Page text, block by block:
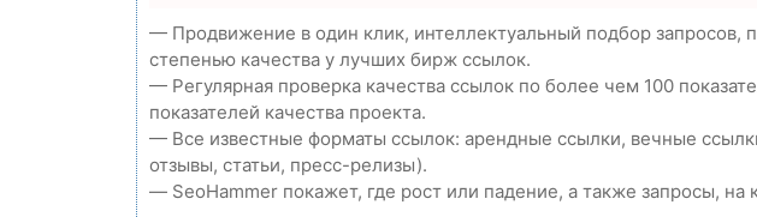
— Продвижение в один клик, интеллектуальный подбор запросов,
степенью качества у лучших бирж ссылок.
— Регулярная проверка качества ссылок по более чем 100
показателей качества проекта.
— Все известные форматы ссылок: арендные ссылки, вечные
отзывы, статьи, пресс-релизы).
— SeoHammer покажет, где рост или падение, а также запросы, на